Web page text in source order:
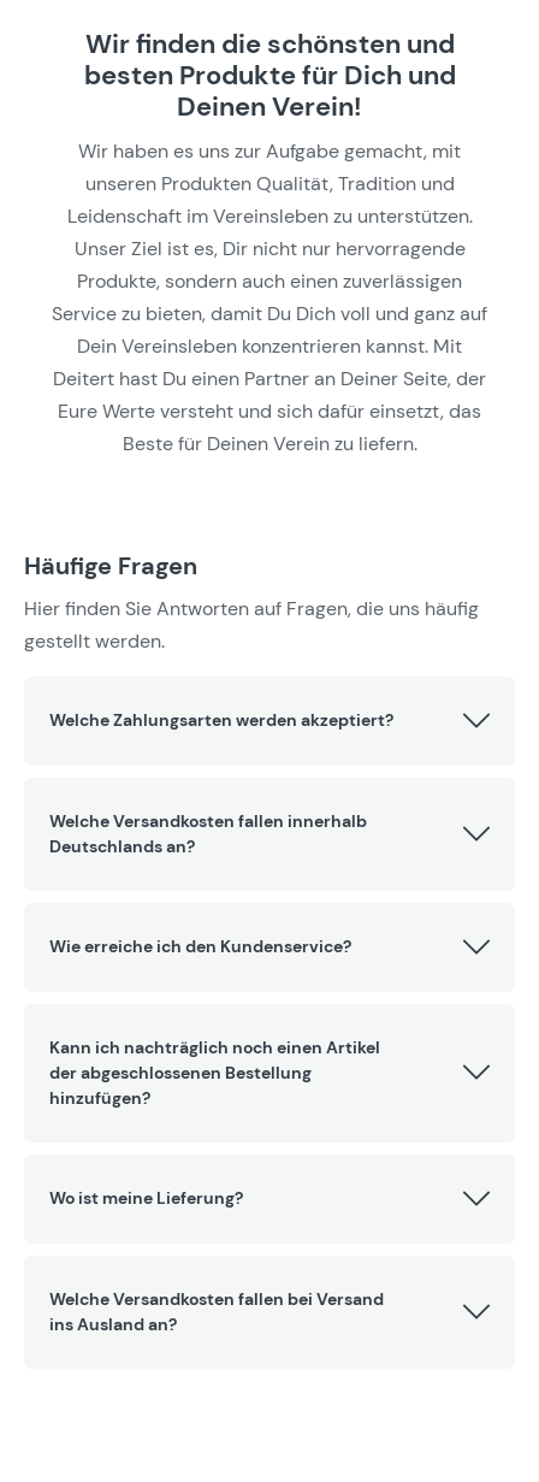
Wir finden die schönsten und
besten Produkte für Dich und
Deinen Verein!
Wir haben es uns zur Aufgabe gemacht, mit
unseren Produkten Qualität, Tradition und
Leidenschaft im Vereinsleben zu unterstützen.
Unser Ziel ist es, Dir nicht nur hervorragende
Produkte, sondern auch einen zuverlässigen
Service zu bieten, damit Du Dich voll und ganz auf
Dein Vereinsleben konzentrieren kannst. Mit
Deitert hast Du einen Partner an Deiner Seite, der
Eure Werte versteht und sich dafür einsetzt, das
Beste für Deinen Verein zu liefern.
Häufige Fragen
Hier finden Sie Antworten auf Fragen, die uns häufig
gestellt werden.
Welche Zahlungsarten werden akzeptiert?
Welche Versandkosten fallen innerhalb
Deutschlands an?
Wie erreiche ich den Kundenservice?
Kann ich nachträglich noch einen Artikel
der abgeschlossenen Bestellung
hinzufügen?
Wo ist meine Lieferung?
Welche Versandkosten fallen bei Versand
ins Ausland an?